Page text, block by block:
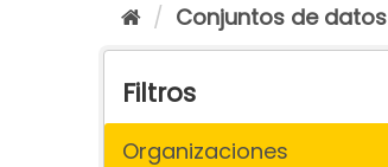
Conjuntos de datos
Filtros
Organizaciones